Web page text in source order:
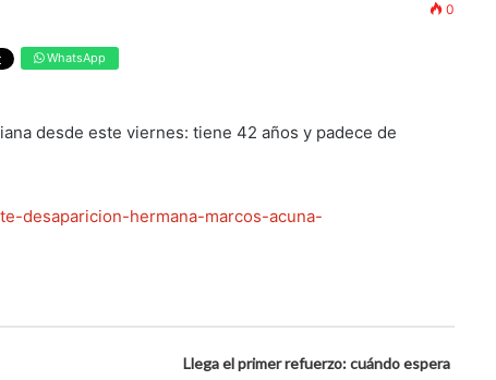
0
WhatsApp
desde este viernes: tiene 42 años y padece de
desaparicion-hermana-marcos-acuna-
Llega el primer refuerzo: cuándo espera